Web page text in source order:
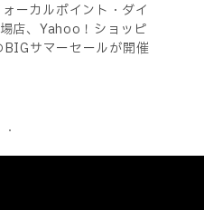
ーカルポイント・ダイ
店、Yahoo！ショッピ
サマーセールが開催